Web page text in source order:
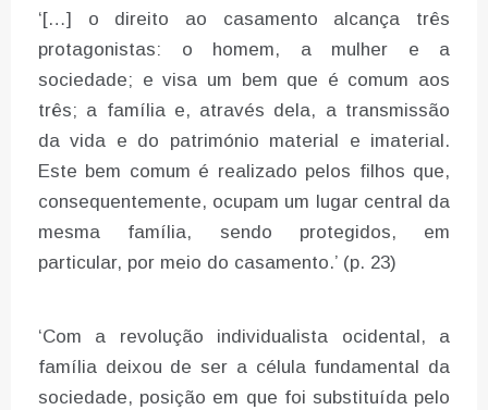
‘[…] o direito ao casamento alcança três
protagonistas: o homem, a mulher e a
sociedade; e visa um bem que é comum aos
três; a família e, através dela, a transmissão
da vida e do património material e imaterial.
Este bem comum é realizado pelos filhos que,
consequentemente, ocupam um lugar central da
mesma família, sendo protegidos, em
particular, por meio do casamento.’ (p. 23)
‘Com a revolução individualista ocidental, a
família deixou de ser a célula fundamental da
sociedade, posição em que foi substituída pelo